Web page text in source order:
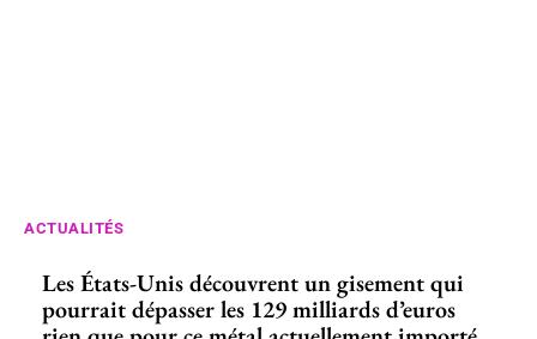
ACTUALITÉS
Les États-Unis découvrent un gisement qui
pourrait dépasser les 129 milliards d’euros